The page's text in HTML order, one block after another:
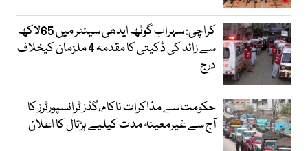
کراچی: سہراب گوٹھ ایدھی سینٹر میں 65لاکھ
سے زائد کی ڈکیتی کا مقدمہ 4 ملزمان کیخلاف
درج
حکومت سے مذاکرات ناکام،گڈز ٹرانسپورٹرز کا
آج سے غیرمعینہ مدت کیلیے ہڑتال کا اعلان